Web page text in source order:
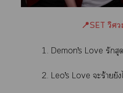
📍SET วิศ
1. Demon’s Love รักสุ
2. Leo’s Love ะร้ายยั